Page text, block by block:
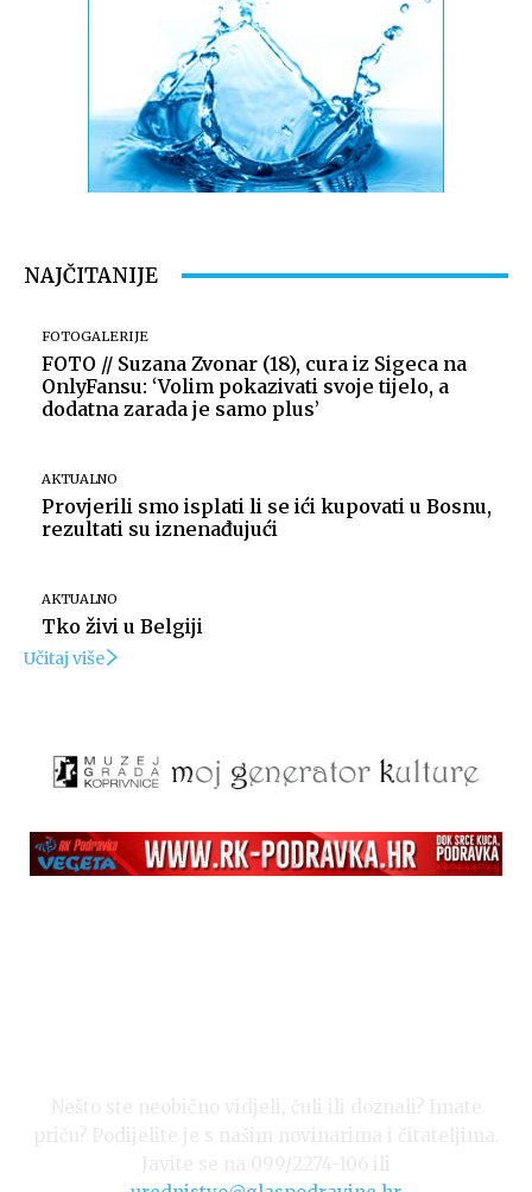
NAJČITANIJE
FOTOGALERIJE
FOTO // Suzana Zvonar (18), cura iz Sigeca na
OnlyFansu: ‘Volim pokazivati svoje tijelo, a
dodatna zarada je samo plus’
AKTUALNO
Provjerili smo isplati li se ići kupovati u Bosnu,
rezultati su iznenađujući
AKTUALNO
Tko živi u Belgiji
Učitaj više